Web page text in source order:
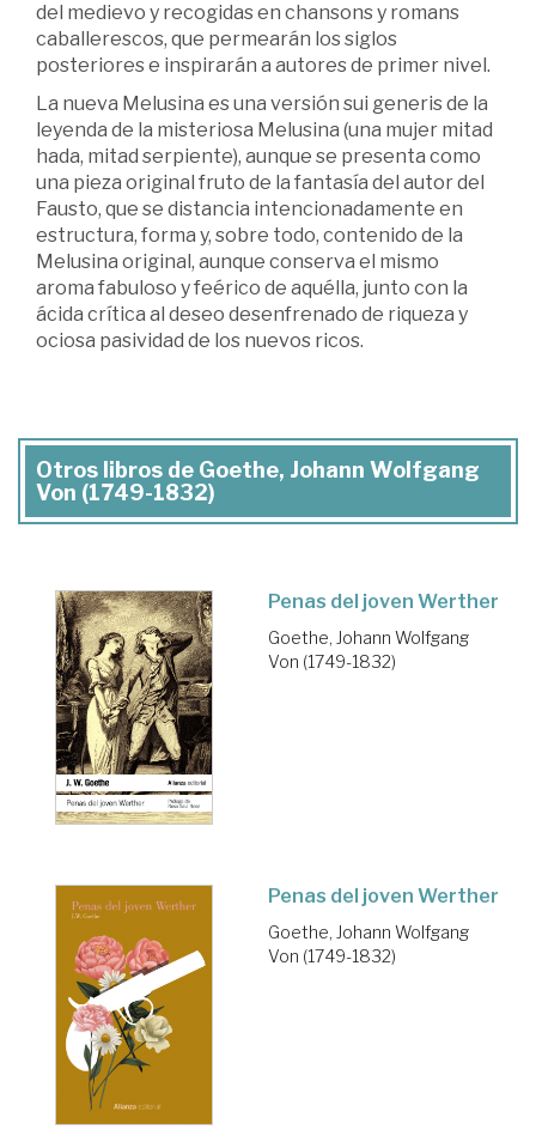
del medievo y recogidas en chansons y romans
caballerescos, que permearán los siglos
posteriores e inspirarán a autores de primer nivel.
La nueva Melusina es una versión sui generis de la
leyenda de la misteriosa Melusina (una mujer mitad
hada, mitad serpiente), aunque se presenta como
una pieza original fruto de la fantasía del autor del
Fausto, que se distancia intencionadamente en
estructura, forma y, sobre todo, contenido de la
Melusina original, aunque conserva el mismo
aroma fabuloso y feérico de aquélla, junto con la
ácida crítica al deseo desenfrenado de riqueza y
ociosa pasividad de los nuevos ricos.
Otros libros de Goethe, Johann Wolfgang
Von (1749-1832)
Penas del joven Werther
Goethe, Johann Wolfgang
Von (1749-1832)
Penas del joven Werther
Goethe, Johann Wolfgang
Von (1749-1832)